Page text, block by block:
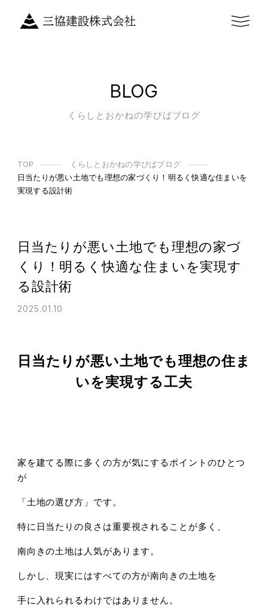
BLOG
くらしとおかねの学びばブログ
TOP
くらしとおかねの学びばブログ
日当たりが悪い土地でも理想の家づくり！明るく快適な住まいを
実現する設計術
日当たりが悪い土地でも理想の家づ
くり！明るく快適な住まいを実現す
る設計術
2025.01.10
日当たりが悪い土地でも理想の住ま
いを実現する工夫
家を建てる際に多くの方が気にするポイントのひとつ
が
「土地の選び方」です。
特に日当たりの良さは重要視されることが多く、
南向きの土地は人気があります。
しかし、現実にはすべての方が南向きの土地を
手に入れられるわけではありません。